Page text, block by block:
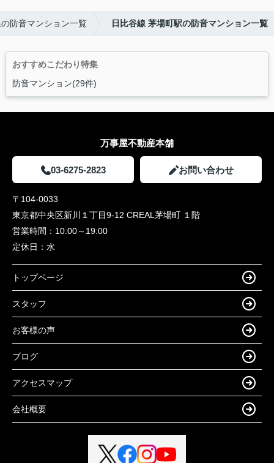
防音マンション一覧 日比谷線 茅場町駅の防音マンション一覧
おすすめこだわり特集
防音マンション(29件)
万事屋不動産本舗
03-6275-2823 お問い合わせ
〒104-0033
東京都中央区新川１丁目9-12 CREAL茅場町 １階
営業時間： 10:00～19:00
定休日： 水
トップページ
スタッフ
お客様の声
ブログ
アクセスマップ
会社概要